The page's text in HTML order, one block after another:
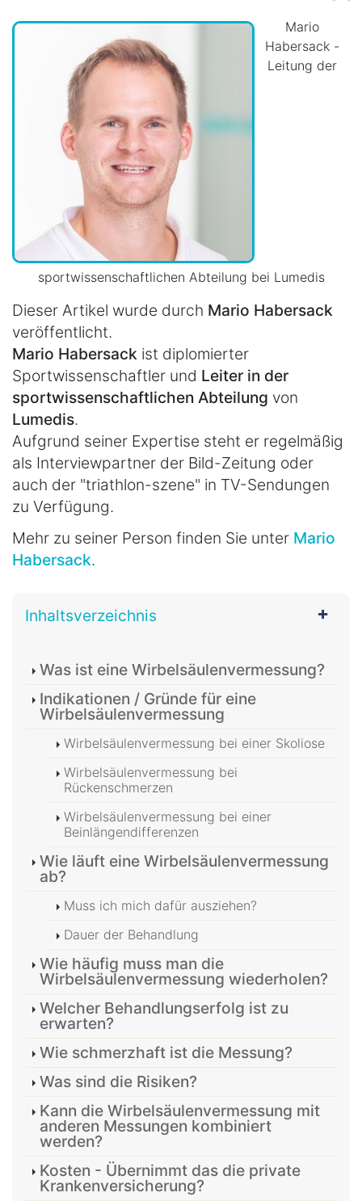
Mario
Habersack -
Leitung der
sportwissenschaftlichen Abteilung bei Lumedis
Dieser Artikel wurde durch Mario Habersack
veröffentlicht.
Mario Habersack ist diplomierter
Sportwissenschaftler und Leiter in der
sportwissenschaftlichen Abteilung von
Lumedis.
Aufgrund seiner Expertise steht er regelmäßig
als Interviewpartner der Bild-Zeitung oder
auch der "triathlon-szene" in TV-Sendungen
zu Verfügung.
Mehr zu seiner Person finden Sie unter Mario
Habersack.
Inhaltsverzeichnis
Was ist eine Wirbelsäulenvermessung?
Indikationen / Gründe für eine
Wirbelsäulenvermessung
Wirbelsäulenvermessung bei einer Skoliose
Wirbelsäulenvermessung bei
Rückenschmerzen
Wirbelsäulenvermessung bei einer
Beinlängendifferenzen
Wie läuft eine Wirbelsäulenvermessung
ab?
Muss ich mich dafür ausziehen?
Dauer der Behandlung
Wie häufig muss man die
Wirbelsäulenvermessung wiederholen?
Welcher Behandlungserfolg ist zu
erwarten?
Wie schmerzhaft ist die Messung?
Was sind die Risiken?
Kann die Wirbelsäulenvermessung mit
anderen Messungen kombiniert
werden?
Kosten - Übernimmt das die private
Krankenversicherung?